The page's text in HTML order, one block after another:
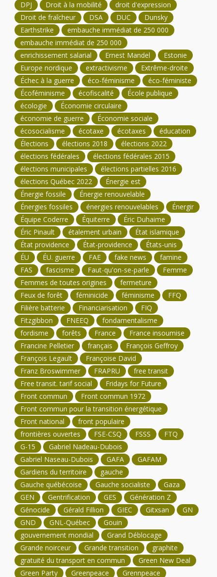
DPJ
Droit à la mobilité
droit d'expression
Droit de fraîcheur
DSA DUC
Dunsky
Earthstrike
embauche immédiat de 250 000
embauche immédiat de 250 000
enrichissement salarial
Ernest Mandel
Estonie
Europe nordique
extractivisme
Extrême-droite
Échec à la guerre
éco-féminisme
éco-féministe
Écoféminisme
écofiscalité
École publique
écologie
Économie circulaire
économie de guerre
Économie sociale
écosocialisme
écotaxe écotaxes
éducation
Élections
élections 2018
élections 2022
élections fédérales
élections fédérales 2015
élections municipales
élections partielles 2016
élections Québec 2022
Énergie est
Énergie fossile
Énergie renouvelable
Énergies fossiles
énergies renouvelables
Énergir
Équipe Coderre
Équiterre
Éric Duhaime
Éric Pinault
étalement urbain
État islamique
État providence
État-providence
États-unis
ÉU
ÉU. guerre FAE fake news
famine
FAS
fascisme Faut-qu'on-se-parle
Femme
Femmes de toutes origines
fermeture
Feux de forêt
féminicide féminisme
FFQ
Filière batterie
Financiarisation
FIQ
Fitzgibbon
FNEEQ
fondamentalisme
fordisme
forêts France
France insoumise
Francine Pelletier
français
François Geffroy
François Legault
Françoise David
Franz Broswimmer
FRAPRU
free transit
Free transit. tarif social
Fridays for Future
Front commun
Front commun 1972
Front commun pour la transition énergétique
Front national
front populaire
frontières ouvertes
FSE-CSQ FSSS
FTQ
G-15
Gabriel Nadeau-Dubois
Gabriel Naseau-Dubois
GAFA
GAFAM
Gardiens du territoire
gauche
Gauche québécoise
Gauche socialiste
Gaza
GEN
Gentrification GES
Génération Z
Génocide
Gérald Fillion GIEC Gitxsan
GN
GND
GNL-Québec
Gouin
gouvernement mondial
Grand Déblocage
Grande noirceur
Grande transition
graphite
gratuité du transport en commun
Green New Deal
Green Party
Greenpeace Grennpeace